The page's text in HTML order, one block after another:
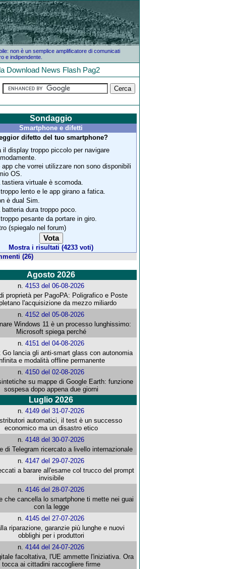
non è un semplice amplificatore di comunicati
e indipendente.
Download News Flash Pag2
Sondaggio
Smartphone e difetti
difetto del tuo smartphone?
il display troppo piccolo per navigare
app che vorrei utilizzare non sono disponibili
OS.
tastiera virtuale è scomoda.
troppo lento e le app girano a fatica.
è dual Sim.
batteria dura troppo poco.
pesante da portare in giro.
(spiegalo nel forum)
Mostra i risultati (4233 voti)
(26)
Agosto 2026
n.4153 del 06-08-2026
proprietà per PagoPA: Poligrafico e Poste
l'acquisizione da mezzo miliardo
n.4152 del 05-08-2026
Windows 11 è un processo lunghissimo:
Microsoft spiega perché
n.4151 del 04-08-2026
Go lancia gli anti-smart glass con autonomia
e modalità offline permanente
n.4150 del 02-08-2026
su mappe di Google Earth: funzione
sospesa dopo appena due giorni
Luglio 2026
n.4149 del 31-07-2026
automatici, il test è un successo
economico ma un disastro etico
n.4148 del 30-07-2026
di Telegram ricercato a livello internazionale
n.4147 del 29-07-2026
a barare all'esame col trucco del prompt
invisibile
n.4146 del 28-07-2026
che cancella lo smartphone ti mette nei guai
con la legge
n.4145 del 27-07-2026
riparazione, garanzie più lunghe e nuovi
obblighi per i produttori
n.4144 del 24-07-2026
facoltativa, l'UE ammette l'iniziativa. Ora
tocca ai cittadini raccogliere firme